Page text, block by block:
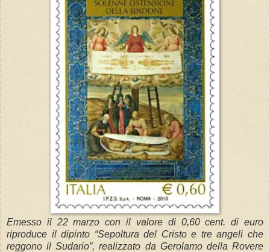
Emesso il 22 marzo con il valore di 0,60 cent. di euro
riproduce il dipinto “Sepoltura del Cristo e tre angeli che
reggono il Sudario”, realizzato da Gerolamo della Rovere